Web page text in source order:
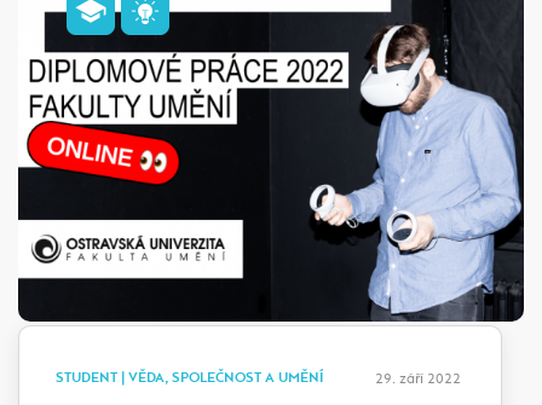
STUDENT | VĚDA, SPOLEČNOST A UMĚNÍ 29. září 2022